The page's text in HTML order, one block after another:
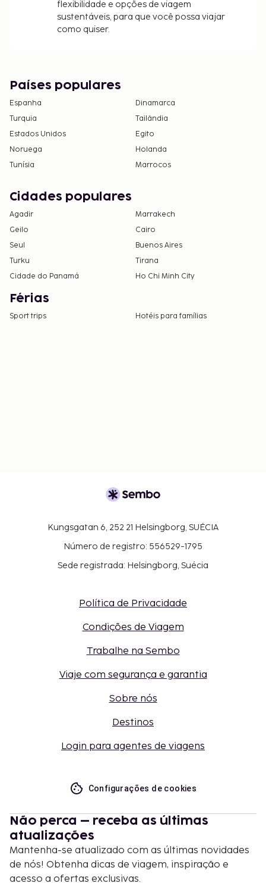
flexibilidade e opções de viagem
sustentáveis, para que você possa viajar
como quiser.
Países populares
Espanha
Dinamarca
Turquia
Tailândia
Estados Unidos
Egito
Noruega
Holanda
Tunísia
Marrocos
Cidades populares
Agadir
Marrakech
Geilo
Cairo
Seul
Buenos Aires
Turku
Tirana
Cidade do Panamá
Ho Chi Minh City
Férias
Sport trips Hotéis para famílias
Kungsgatan 6, 252 21 Helsingborg, SUÉCIA
Número de registro: 556529-1795
Sede registrada: Helsingborg, Suécia
Política de Privacidade
Condições de Viagem
Trabalhe na Sembo
Viaje com segurança e garantia
Sobre nós
Destinos
Login para agentes de viagens
Configurações de cookies
Não perca – receba as últimas
atualizações
Mantenha-se atualizado com as últimas novidades
de nós! Obtenha dicas de viagem, inspiração e
acesso a ofertas exclusivas.